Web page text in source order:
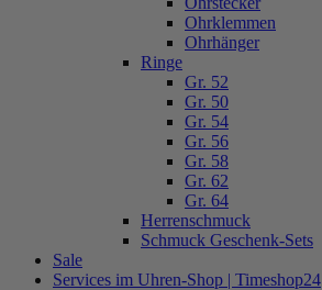
Ohrklemmen
Ohrhänger
Ringe
Gr. 52
Gr. 50
Gr. 54
Gr. 56
Gr. 58
Gr. 62
Gr. 64
Herrenschmuck
Schmuck Geschenk-Sets
Sale
Services im Uhren-Shop | Timeshop24